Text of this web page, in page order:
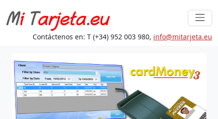
Contáctenos en: T (+34) 952 003 980, info@mitarjeta.eu